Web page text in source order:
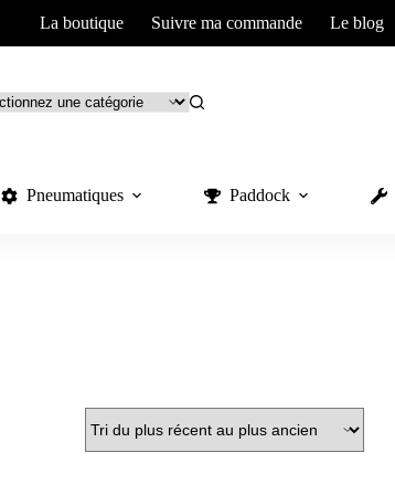
La boutique Suivre ma commande Le blog
Pneumatiques Paddock